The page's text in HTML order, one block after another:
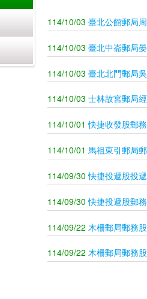
114/10/03 臺北公館郵局
114/10/03 臺北中崙郵局
114/10/03 臺北北門郵局
114/10/03 士林故宮郵局
114/10/01 快捷收發股郵
114/10/01 馬祖東引郵局
114/09/30 快捷投遞股投
114/09/30 快捷投遞股郵
114/09/22 木柵郵局郵務
114/09/22 木柵郵局郵務